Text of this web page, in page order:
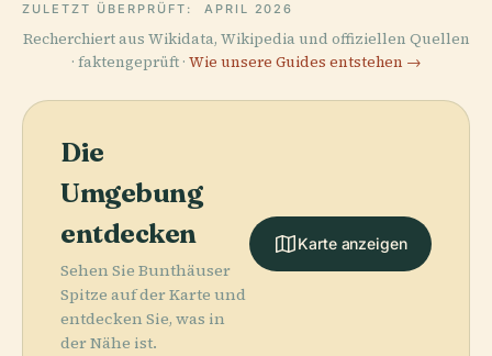
ZULETZT ÜBERPRÜFT: APRIL 2026
Recherchiert aus Wikidata, Wikipedia und offiziellen Quellen
· faktengeprüft · Wie unsere Guides entstehen →
Die
Umgebung
entdecken
Sehen Sie Bunthäuser
Spitze auf der Karte und
entdecken Sie, was in
der Nähe ist.
Karte anzeigen